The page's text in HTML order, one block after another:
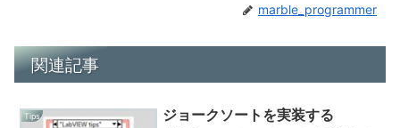
marble_programmer
関連記事
Tips ジョークソートを実装する